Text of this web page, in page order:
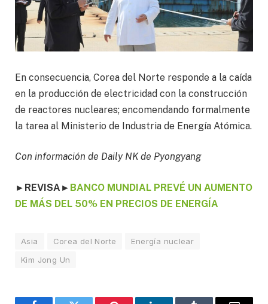
En consecuencia, Corea del Norte responde a la caída
en la producción de electricidad con la construcción
de reactores nucleares; encomendando formalmente
la tarea al Ministerio de Industria de Energía Atómica.
Con información de Daily NK de Pyongyang
►REVISA ► BANCO MUNDIAL PREVÉ UN AUMENTO
DE MÁS DEL 50% EN PRECIOS DE ENERGÍA
Asia Corea del Norte
Energía nuclear
Kim Jong Un